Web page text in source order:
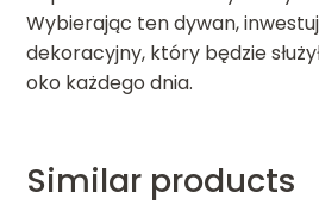
Wybierając ten dywan,
dekoracyjny, który będzie
oko każdego dnia.
Similar products